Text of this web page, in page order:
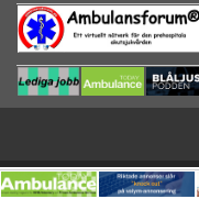
Hoppa till huvudinnehåll